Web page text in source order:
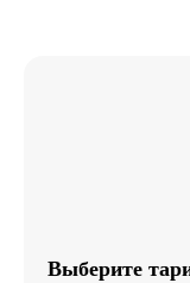
Выберите